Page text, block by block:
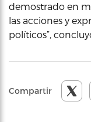
demostrado en
las acciones y
políticos”,
Compartir